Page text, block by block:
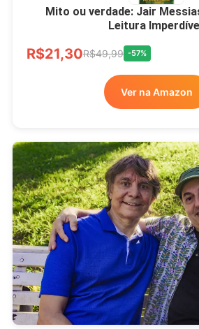
Mito ou verdade: Jair
Leitura
R$21,30R$49,99 -57%
Ver na Amazon